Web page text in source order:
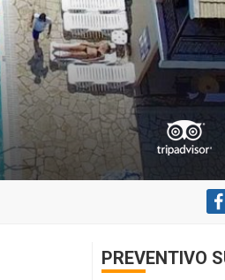
PREVENTIVO